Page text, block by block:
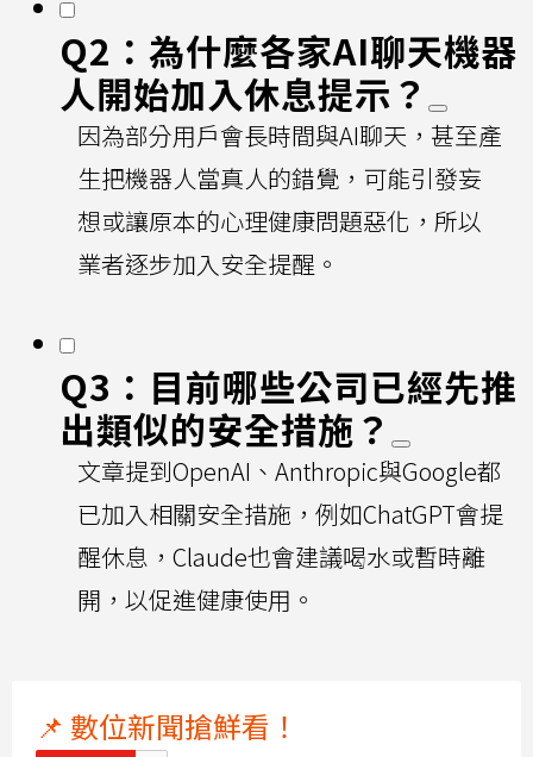
Q2：為什麼各家AI聊天機器
人開始加入休息提示？
因為部分用戶會長時間與AI聊天，甚至產
生把機器人當真人的錯覺，可能引發妄
想或讓原本的心理健康問題惡化，所以
業者逐步加入安全提醒。
Q3：目前哪些公司已經先推
出類似的安全措施？
文章提到OpenAI、Anthropic與Google都
已加入相關安全措施，例如ChatGPT會提
醒休息，Claude也會建議喝水或暫時離
開，以促進健康使用。
📌 數位新聞搶鮮看！